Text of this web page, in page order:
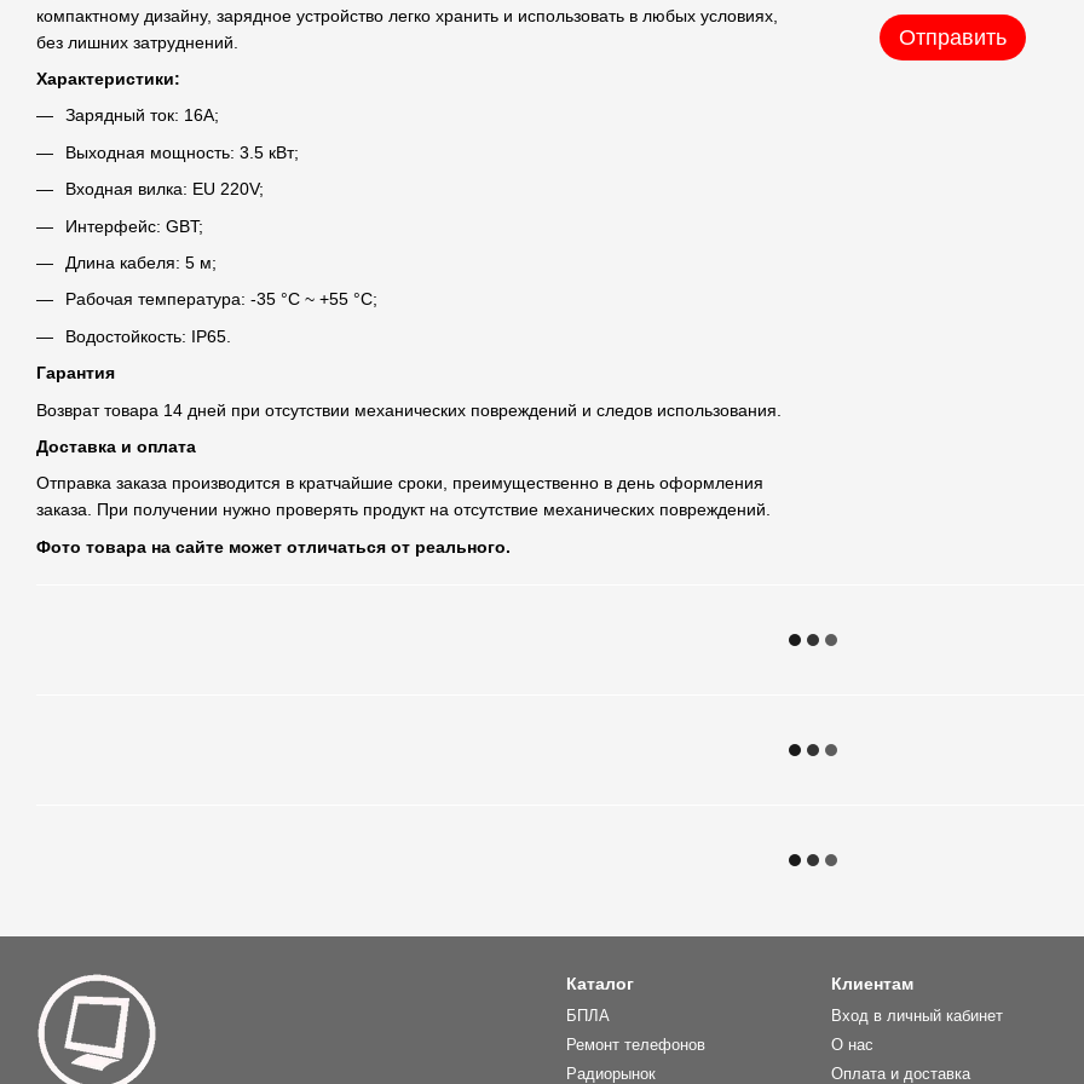
компактному дизайну, зарядное устройство легко хранить и использовать в любых условиях,
без лишних затруднений.
Характеристики:
Зарядный ток: 16А;
Выходная мощность: 3.5 кВт;
Входная вилка: EU 220V;
Интерфейс: GBT;
Длина кабеля: 5 м;
Рабочая температура: -35 °С ~ +55 °С;
Водостойкость: IP65.
Гарантия
Возврат товара 14 дней при отсутствии механических повреждений и следов использования.
Доставка и оплата
Отправка заказа производится в кратчайшие сроки, преимущественно в день оформления
заказа. При получении нужно проверять продукт на отсутствие механических повреждений.
Фото товара на сайте может отличаться от реального.
Отправить
Каталог
БПЛА
Ремонт телефонов
Радиорынок
Клиентам
Вход в личный кабинет
О нас
Оплата и доставка